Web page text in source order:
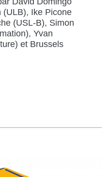
(ULB), Ike Picone
(USL-B), Simon
Yvan
et Brussels